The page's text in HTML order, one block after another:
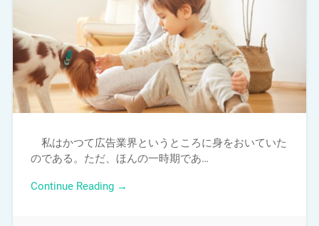
私はかつて広告業界というところに身をおいていた
のである。ただ、ほんの一時期であ…
Continue Reading →